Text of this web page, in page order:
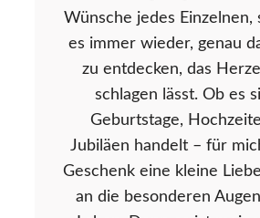
Wünsche jedes Einzelnen,
es immer wieder, genau
zu entdecken, das
schlagen lässt. Ob es
Geburtstage,
Jubiläen handelt – für
Geschenk eine kleine
an die besonderen